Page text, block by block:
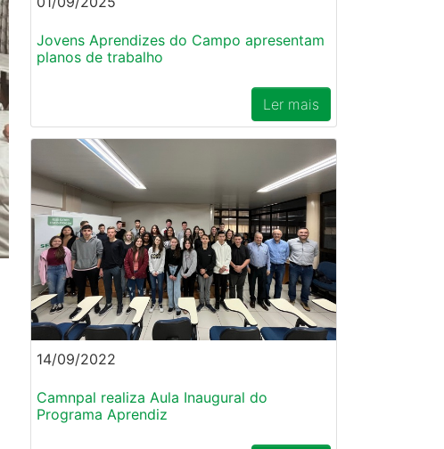
Jovens Aprendizes do Campo apresentam
planos de trabalho
Ler mais
14/09/2022
Camnpal realiza Aula Inaugural do
Programa Aprendiz